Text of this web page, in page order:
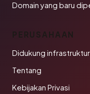
Domain yang baru
PERUSAHAAN
Didukung
Tentang
Kebijakan Privasi